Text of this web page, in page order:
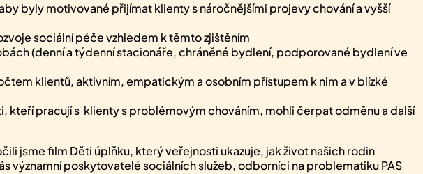
byly motivované přijímat klienty s náročnějšími projevy chování a vyšší
sociální péče vzhledem k těmto zjištěním
(denní a týdenní stacionáře, chráněné bydlení, podporované bydlení ve
klientů, aktivním, empatickým a osobním přístupem k nim a v blízké
pracují s klienty s problémovým chováním, mohli čerpat odměnu a další
jsme film Děti úplňku, který veřejnosti ukazuje, jak život našich rodin
poskytovatelé sociálních služeb, odborníci na problematiku PAS